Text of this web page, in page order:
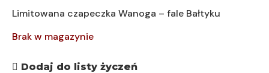
Limitowana czapeczka Wanoga – fale Bałtyku
Brak w magazynie
Dodaj do listy życzeń